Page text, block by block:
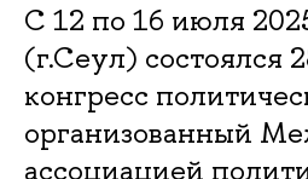
С 12 по 16 июля
(г.Сеул) состоялся
конгресс
организованный
ассоциацией